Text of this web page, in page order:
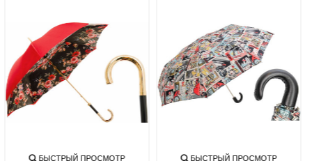
БЫСТРЫЙ ПРОСМОТР БЫСТРЫЙ ПРОСМОТР